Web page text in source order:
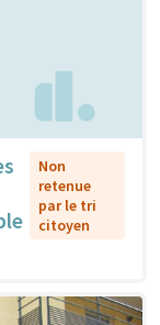
Non
retenue
par le tri
citoyen